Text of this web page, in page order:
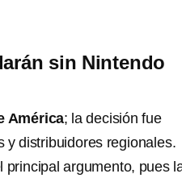
sin Nintendo
América; la decisión fue
y distribuidores regionales.
principal argumento, pues